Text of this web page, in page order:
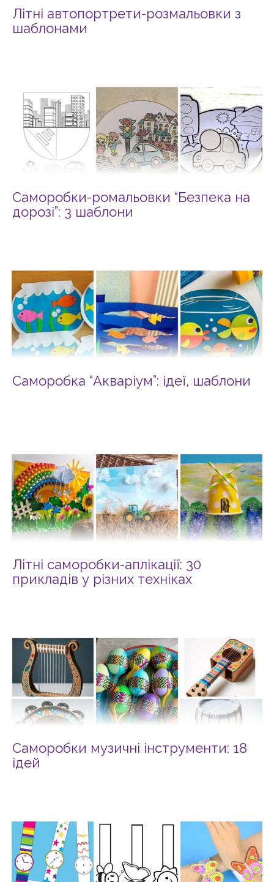
Літні автопортрети-розмальовки з
шаблонами
Саморобки-ромальовки “Безпека на
дорозі”: 3 шаблони
Саморобка “Акваріум”: ідеї, шаблони
Літні саморобки-аплікації: 30
прикладів у різних техніках
Саморобки музичні інструменти: 18
ідей